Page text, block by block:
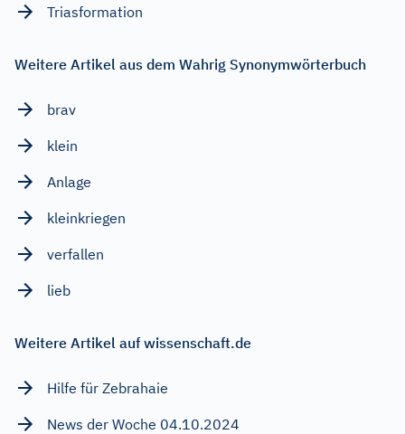
Triasformation
Weitere Artikel aus dem Wahrig Synonymwörterbuch
brav
klein
Anlage
kleinkriegen
verfallen
lieb
Weitere Artikel auf wissenschaft.de
Hilfe für Zebrahaie
News der Woche 04.10.2024